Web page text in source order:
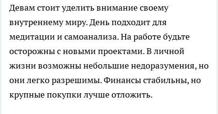
Девам стоит уделить внимание своему
внутреннему миру. День подходит для
медитации и самоанализа. На работе будьте
осторожны с новыми проектами. В личной
жизни возможны небольшие недоразумения, но
они легко разрешимы. Финансы стабильны, но
крупные покупки лучше отложить.